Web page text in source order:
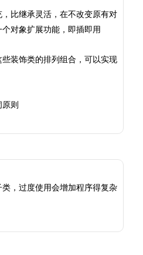
比继承灵活，在不改变原有对
对象扩展功能，即插即用
装饰类的排列组合，可以实现
则
，过度使用会增加程序得复杂